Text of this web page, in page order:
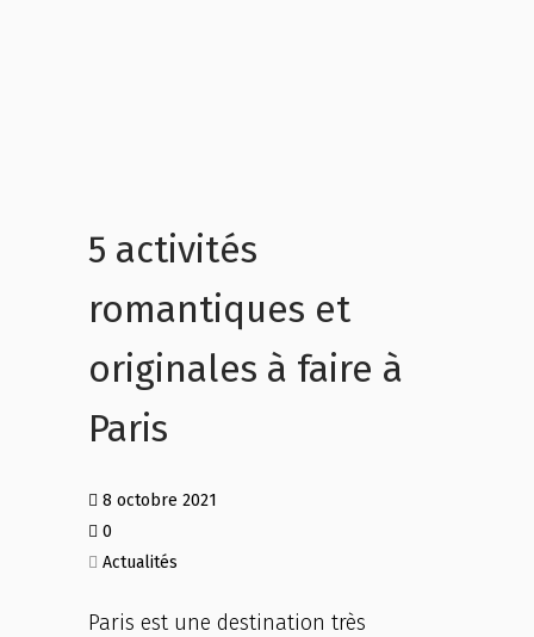
5 activités
romantiques et
originales à faire à
Paris
8 octobre 2021
0
Actualités
Paris est une destination très